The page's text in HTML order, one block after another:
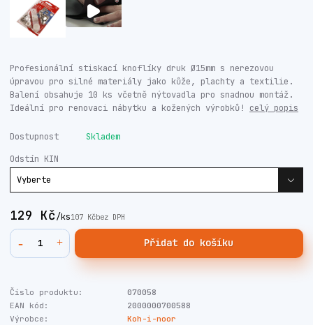
Profesionální stiskací knoflíky druk Ø15mm s nerezovou
úpravou pro silné materiály jako kůže, plachty a textilie.
Balení obsahuje 10 ks včetně nýtovadla pro snadnou montáž.
Ideální pro renovaci nábytku a kožených výrobků! celý popis
Dostupnost Skladem
Odstín KIN
129 Kč/ks107 Kčbez DPH
Přidat do košíku
Číslo produktu:
070058
EAN kód:
2000000700588
Výrobce:
Koh-i-noor